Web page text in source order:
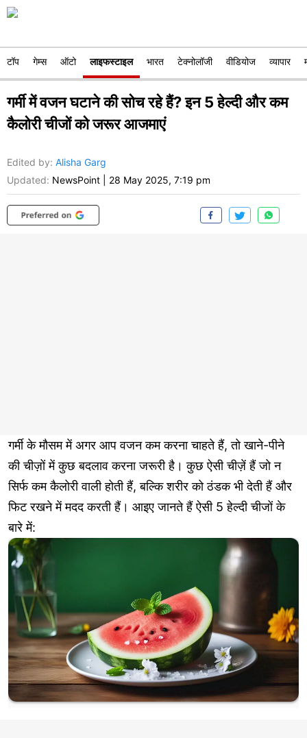
टॉप गेम्स ऑटो लाइफस्टाइल भारत टेक्नोलॉजी वीडियोज व्यापार
गर्मी में वजन घटाने की सोच रहे हैं? इन 5 हेल्दी और कम
कैलोरी चीजों को जरूर आजमाएं
Edited by: Alisha Garg
Updated: NewsPoint 28 May 2025, 7:19 pm
गर्मी के मौसम में अगर आप वजन कम करना चाहते हैं, तो खाने-पीने
की चीज़ों में कुछ बदलाव करना जरूरी है। कुछ ऐसी चीज़ें हैं जो न
सिर्फ कम कैलोरी वाली होती हैं, बल्कि शरीर को ठंडक भी देती हैं और
फिट रखने में मदद करती हैं। आइए जानते हैं ऐसी 5 हेल्दी चीजों के
बारे में: